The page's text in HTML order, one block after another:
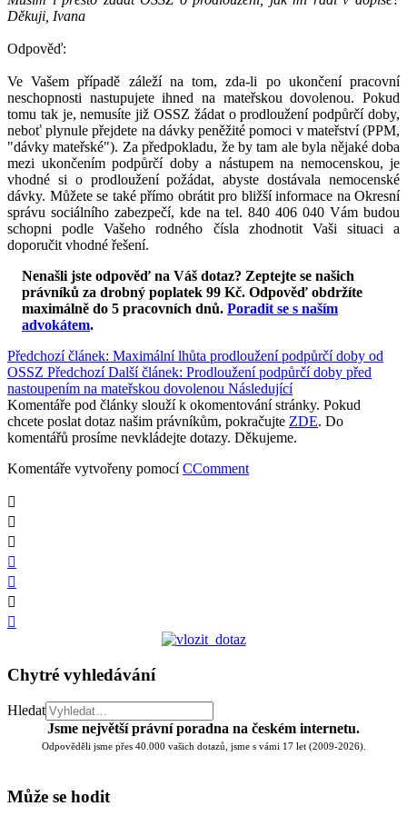
Děkuji, Ivana
Odpověď:
Ve Vašem případě záleží na tom, zda-li po ukončení pracovní
neschopnosti nastupujete ihned na mateřskou dovolenou. Pokud
tomu tak je, nemusíte již OSSZ žádat o prodloužení podpůrčí doby,
neboť plynule přejdete na dávky peněžité pomoci v mateřství (PPM,
"dávky mateřské"). Za předpokladu, že by tam ale byla nějaké doba
mezi ukončením podpůrčí doby a nástupem na nemocenskou, je
vhodné si o prodloužení požádat, abyste dostávala nemocenské
dávky. Můžete se také přímo obrátit pro bližší informace na Okresní
správu sociálního zabezpečí, kde na tel. 840 406 040 Vám budou
schopni podle Vašeho rodného čísla zhodnotit Vaši situaci a
doporučit vhodné řešení.
Nenašli jste odpověď na Váš dotaz? Zeptejte se našich
právníků za drobný poplatek 99 Kč. Odpověď obdržíte
maximálně do 5 pracovních dnů. Poradit se s naším
advokátem.
Předchozí článek: Maximální lhůta prodloužení podpůrčí doby od
OSSZ Předchozí Další článek: Prodloužení podpůrčí doby před
nastoupením na mateřskou dovolenou Následující
Komentáře pod články slouží k okomentování stránky. Pokud
chcete poslat dotaz našim právníkům, pokračujte ZDE. Do
komentářů prosíme nevkládejte dotazy. Děkujeme.
Komentáře vytvořeny pomocíCComment
Chytré vyhledávání
Hledat
Jsme největší právní poradna na českém internetu.
Odpověděli jsme přes 40.000 vašich dotazů, jsme s vámi 17 let (2009-2026).
Může se hodit